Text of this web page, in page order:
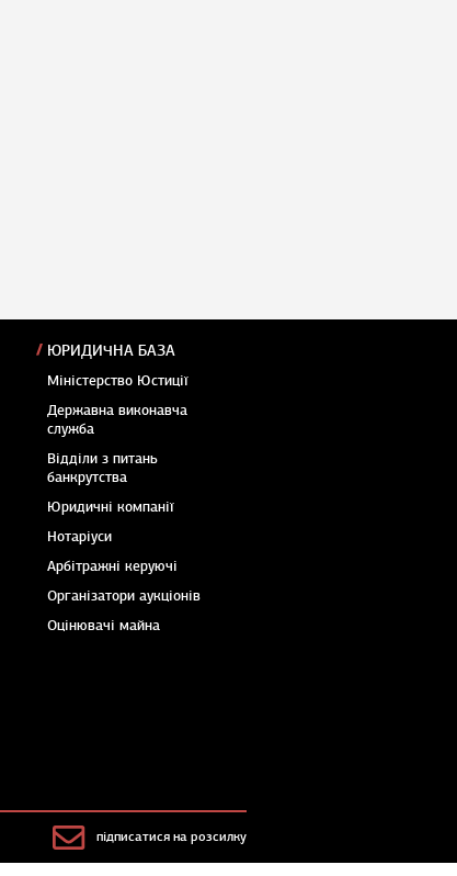
ЮРИДИЧНА БАЗА
Міністерство Юстиції
Державна виконавча
служба
Відділи з питань
банкрутства
Юридичні компанії
Нотаріуси
Арбітражні керуючі
Організатори аукціонів
Оцінювачі майна
підписатися на розсилку